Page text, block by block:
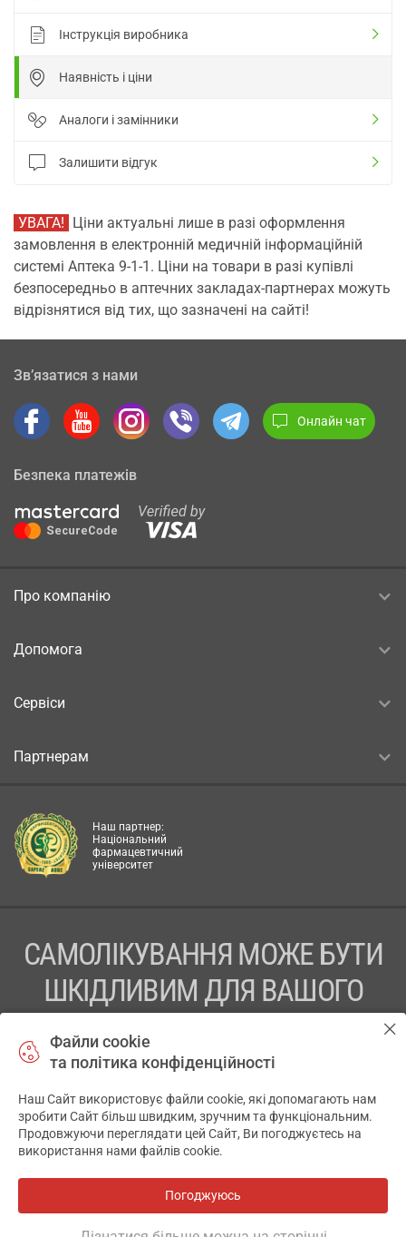
Інструкція виробника
Наявність і ціни
Аналоги і замінники
Залишити відгук
УВАГА! Ціни актуальні лише в разі оформлення
замовлення в електронній медичній інформаційній
системі Аптека 9-1-1. Ціни на товари в разі купівлі
безпосередньо в аптечних закладах-партнерах можуть
відрізнятися від тих, що зазначені на сайті!
Зв’язатися з нами
Онлайн чат
Безпека платежів
Про компанію
Допомога
Сервіси
Партнерам
Наш партнер:
Національний
фармацевтичний
університет
САМОЛІКУВАННЯ МОЖЕ БУТИ
ШКІДЛИВИМ ДЛЯ ВАШОГО
ПЕРЕД ЗАСТОСУВАННЯМ ПРЕПАРАТУ ПРОКОНСУЛЬТУЙТЕСЬ
ТОВ «АПТЕКА 911.ЮА» Код ЄДРПОУ 43631965.
Відмова від відповідальності
© 2014-2026. Медична інформаційна система АПТЕКА911.ЮА
Файли cookie
та політика конфіденційності
Наш Сайт використовує файли cookie, які допомагають нам
зробити Сайт більш швидким, зручним та функціональним.
Продовжуючи переглядати цей Сайт, Ви погоджуєтесь на
використання нами файлів cookie.
Погоджуюсь
✕